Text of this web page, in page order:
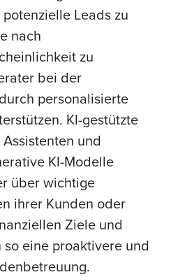
Leads zu
nach
zu
bei der
personalisierte
KI-gestützte
und
KI-Modelle
über wichtige
ihrer Kunden oder
Ziele und
eine proaktivere und